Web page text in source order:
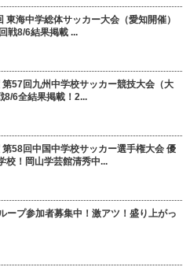
東海中学総体サッカー大会（愛知開催）
戦8/6結果掲載 ...
57回九州中学校サッカー競技大会（大
8/6全結果掲載！2...
58回中国中学校サッカー選手権大会 優
校！岡山学芸館清秀中...
ープ参加者募集中！激アツ！盛り上がっ